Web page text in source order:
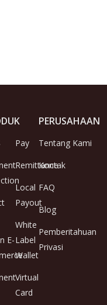
E-
Pay
Remittance
Local
Payout
White
Label
Wallet
Virtual
Card
PERUSAHAAN
Tentang Kami
Kontak
FAQ
Blog
Pemberitahuan
Privasi